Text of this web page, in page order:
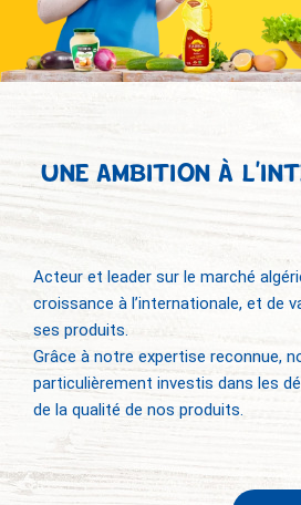
UNE AMBITION À
Acteur et leader sur le marché
croissance à l’internationale, et de
ses produits.
Grâce à notre expertise reconnue,
particulièrement investis dans les
de la qualité de nos produits.